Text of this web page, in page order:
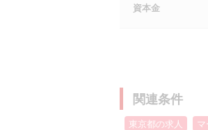
資本金
関連条件
東京都の求人